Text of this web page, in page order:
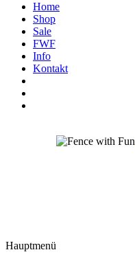
Home
Shop
Sale
FWF
Info
Kontakt
Hauptmenü